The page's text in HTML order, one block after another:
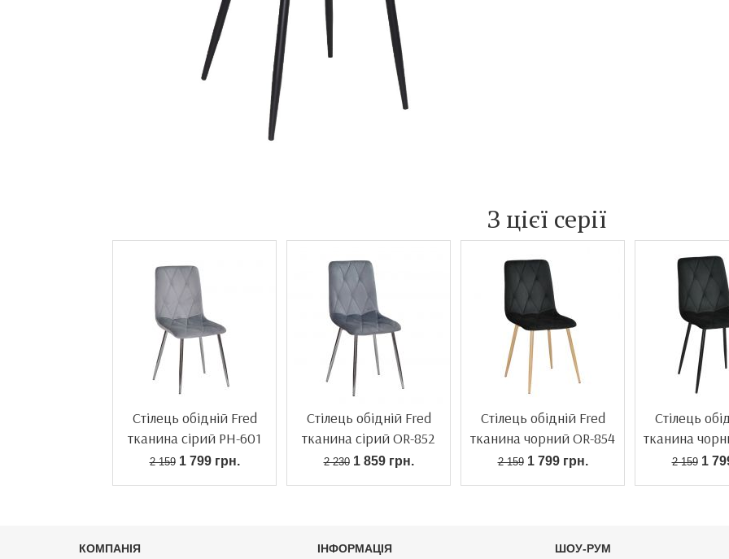
З цієї серії
Стілець обідній Fred
тканина сірий PH-601
2 1591 799 грн.
Стілець обідній Fred
тканина сірий OR-852
2 2301 859 грн.
Стілець обідній Fred
тканина чорний OR-854
2 1591 799 грн.
Стілець
тканина
2 1591
КОМПАНІЯ
ІНФОРМАЦІЯ
ШОУ-РУМ